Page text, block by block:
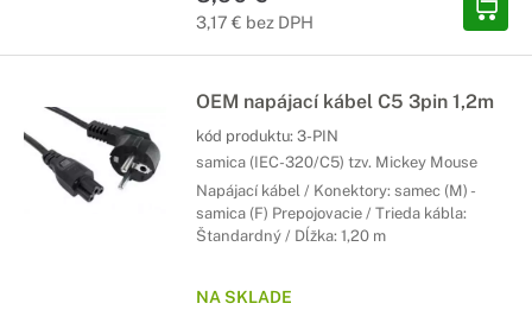
3,17 € bez DPH
OEM napájací kábel C5 3pin 1,2m
kód produktu: 3-PIN
samica (IEC-320/C5) tzv. Mickey Mouse
Napájací kábel / Konektory: samec (M) -
samica (F) Prepojovacie / Trieda kábla:
Štandardný / Dĺžka: 1,20 m
NA SKLADE